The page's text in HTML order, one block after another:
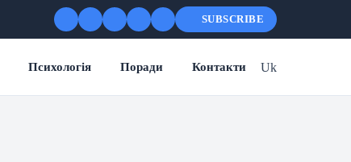
SUBSCRIBE
Психологія Поради Контакти Uk